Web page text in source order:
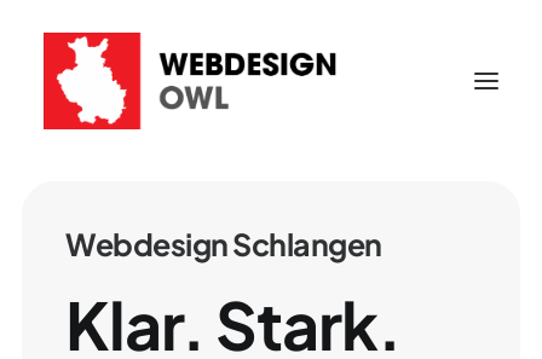
WebdesignSchlangen
Klar. Stark.